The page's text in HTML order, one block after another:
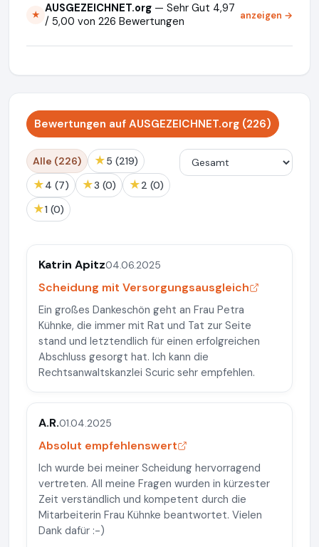
★ AUSGEZEICHNET.org — Sehr Gut 4,97
/ 5,00 von 226 Bewertungen
anzeigen →
Bewertungen auf AUSGEZEICHNET.org (226)
Alle (226) ★ 5 (219)
★ 4 (7) ★ 3 (0) ★ 2 (0)
★ 1 (0)
Katrin Apitz04.06.2025
Scheidung mit Versorgungsausgleich
Ein großes Dankeschön geht an Frau Petra
Kühnke, die immer mit Rat und Tat zur Seite
stand und letztendlich für einen erfolgreichen
Abschluss gesorgt hat. Ich kann die
Rechtsanwaltskanzlei Scuric sehr empfehlen.
A.R.01.04.2025
Absolut empfehlenswert
Ich wurde bei meiner Scheidung hervorragend
vertreten. All meine Fragen wurden in kürzester
Zeit verständlich und kompetent durch die
Mitarbeiterin Frau Kühnke beantwortet. Vielen
Dank dafür :-)